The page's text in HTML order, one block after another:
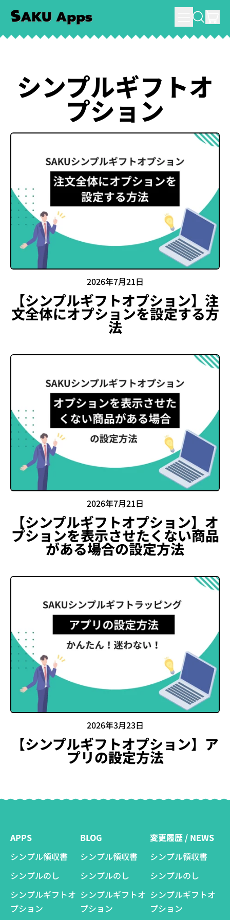
ニ
ュ
SEARCH
シンプルギフトオ
プション
2026年7月21日
【シンプルギフトオプション】注
文全体にオプションを設定する方
法
2026年7月21日
【シンプルギフトオプション】オ
プションを表示させたくない商品
がある場合の設定方法
2026年3月23日
【シンプルギフトオプション】ア
プリの設定方法
APPS
シンプル領収書
シンプルのし
シンプルギフトオ
プション
BLOG
シンプル領収書
シンプルのし
シンプルギフトオ
プション
変更履歴 / NEWS
シンプル領収書
シンプルのし
シンプルギフトオ
プション